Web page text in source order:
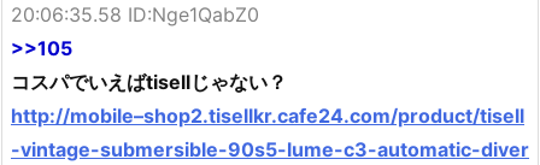
20:06:35.58 ID:Nge1QabZ0
>>105
コスパでいえばtisellじゃない？
http://mobile–shop2.tisellkr.cafe24.com/product/tisell
-vintage-submersible-90s5-lume-c3-automatic-diver